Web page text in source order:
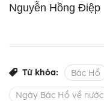
Nguyễn Hồng Điệp
Từ khóa: Bác Hồ
Ngày Bác Hồ về nước